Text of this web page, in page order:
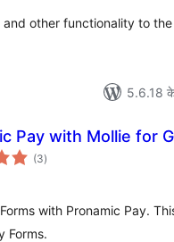
other functionality to
5.6.18 के
Pay with Mollie for
(3कुल
दर)
with Pronamic Pay.
Forms.